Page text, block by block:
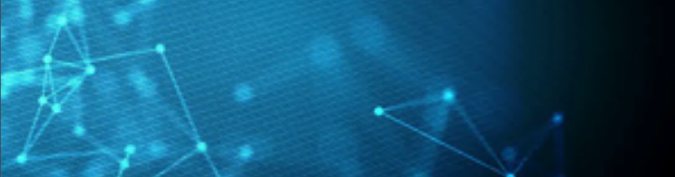
TVU Search 智媒体云
TVU Channel 云播出
TVU Mediahub 云调度